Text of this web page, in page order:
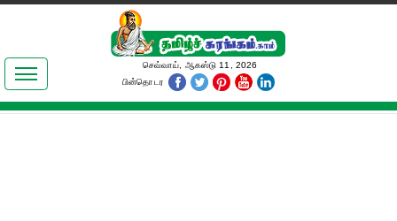
இலக்கியங்கள்
தமிழ் உலகம்
செவ்வாய், ஆகஸ்டு 11, 2026
பின்தொடர